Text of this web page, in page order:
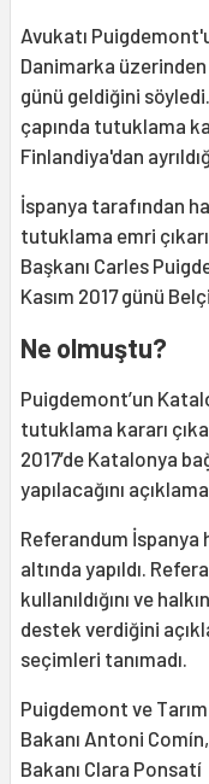
Avukatı
Danimarka
günü geldiğini
çapında tutuklama
Finlandiya'dan
İspanya tarafından
tutuklama emri
Başkanı Carles
Kasım 2017 günü
Ne olmuştu?
Puigdemont’un
tutuklama kararı
2017’de Katalonya
yapılacağını
Referandum İspanya
altında yapıldı.
kullanıldığını ve
destek verdiğini
seçimleri tanımadı.
Puigdemont ve
Bakanı Antoni
Bakanı Clara